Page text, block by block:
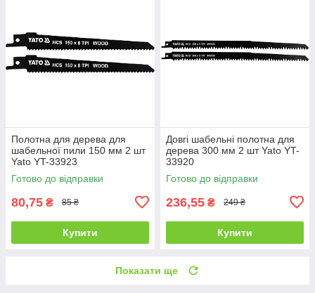
Полотна для дерева для
шабельної пили 150 мм 2 шт
Yato YT-33923
Готово до відправки
80,75 ₴ 85 ₴
Купити
Довгі шабельні полотна для
дерева 300 мм 2 шт Yato YT-
33920
Готово до відправки
236,55 ₴ 249 ₴
Купити
Показати ще